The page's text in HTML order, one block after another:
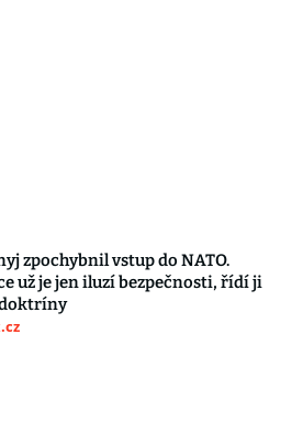
zpochybnil vstup do NATO.
už je jen iluzí bezpečnosti, řídí ji